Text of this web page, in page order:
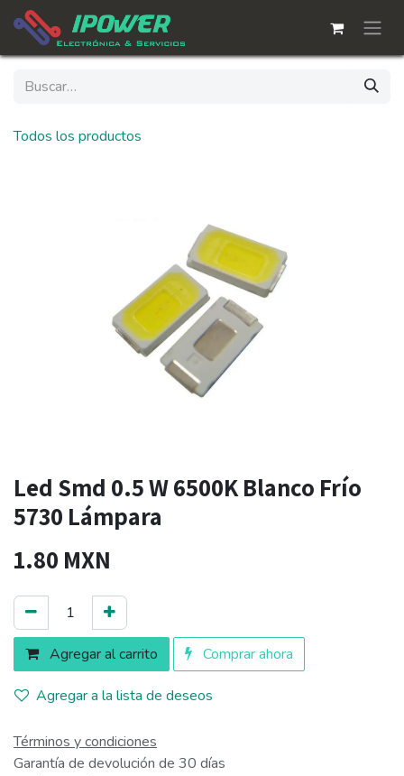
Ir al contenido
Todos los productos
Led Smd 0.5 W 6500K Blanco Frío
5730 Lámpara
1.80 MXN
Agregar al carrito Comprar ahora
Agregar a la lista de deseos
Términos y condiciones
Garantía de devolución de 30 días